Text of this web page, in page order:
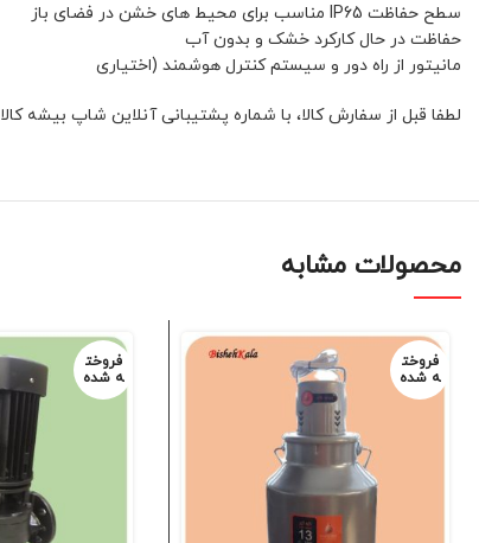
سطح حفاظت IP65 مناسب برای محیط های خشن در فضای باز
حفاظت در حال کارکرد خشک و بدون آب
مانیتور از راه دور و سیستم کنترل هوشمند (اختیاری
لطفا قبل از سفارش کالا، با شماره پشتیبانی آنلاین شاپ بیشه کالا 01132332261 و یا 09392337177 هماهنگ فرمائید
محصولات مشابه
فروخت
ه شده
فروخت
ه شده